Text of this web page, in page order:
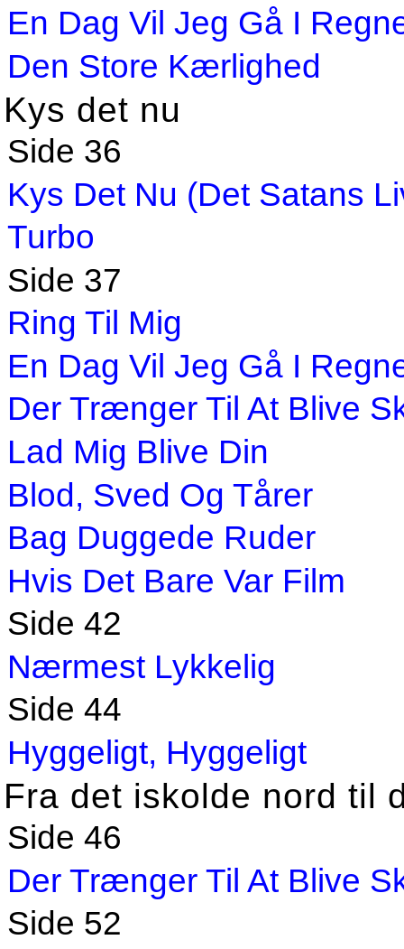
En Dag Vil Jeg Gå I
Den Store Kærlighed
Kys det nu
Side 36
Kys Det Nu (Det Satans
Turbo
Side 37
Ring Til Mig
En Dag Vil Jeg Gå I
Der Trænger Til At Blive
Lad Mig Blive Din
Blod, Sved Og Tårer
Bag Duggede Ruder
Hvis Det Bare Var Film
Side 42
Nærmest Lykkelig
Side 44
Hyggeligt, Hyggeligt
Fra det iskolde nord til
Side 46
Der Trænger Til At Blive
Side 52